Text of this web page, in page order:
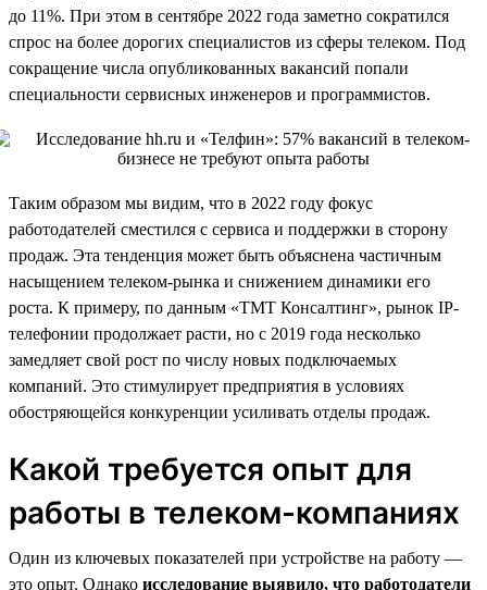
до 11%. При этом в сентябре 2022 года заметно сократился
спрос на более дорогих специалистов из сферы телеком. Под
сокращение числа опубликованных вакансий попали
специальности сервисных инженеров и программистов.
Таким образом мы видим, что в 2022 году фокус
работодателей сместился с сервиса и поддержки в сторону
продаж. Эта тенденция может быть объяснена частичным
насыщением телеком-рынка и снижением динамики его
роста. К примеру, по данным «ТМТ Консалтинг», рынок IP-
телефонии продолжает расти, но с 2019 года несколько
замедляет свой рост по числу новых подключаемых
компаний. Это стимулирует предприятия в условиях
обостряющейся конкуренции усиливать отделы продаж.
Какой требуется опыт для
работы в телеком-компаниях
Один из ключевых показателей при устройстве на работу —
это опыт. Однако исследование выявило, что работодатели